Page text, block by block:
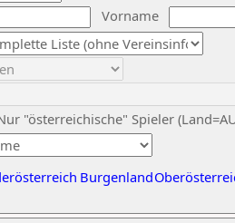
Vorname
"österreichische" Spieler
Burgenland